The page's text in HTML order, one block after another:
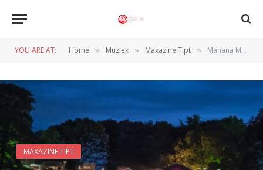
YOU ARE AT: Home » Muziek » Maxazine Tipt » Manana Manana festival op Landgoed Enghuizen Hummelo
MAXAZINE TIPT